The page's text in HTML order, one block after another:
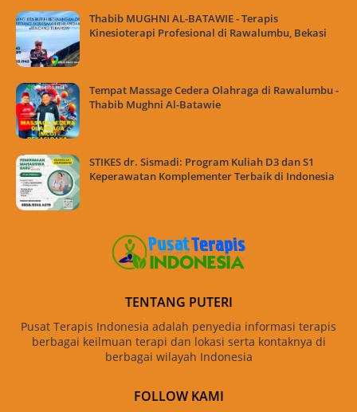
Thabib MUGHNI AL-BATAWIE - Terapis
Kinesioterapi Profesional di Rawalumbu, Bekasi
Tempat Massage Cedera Olahraga di Rawalumbu -
Thabib Mughni Al-Batawie
STIKES dr. Sismadi: Program Kuliah D3 dan S1
Keperawatan Komplementer Terbaik di Indonesia
TENTANG PUTERI
Pusat Terapis Indonesia adalah penyedia informasi terapis
berbagai keilmuan terapi dan lokasi serta kontaknya di
berbagai wilayah Indonesia
FOLLOW KAMI